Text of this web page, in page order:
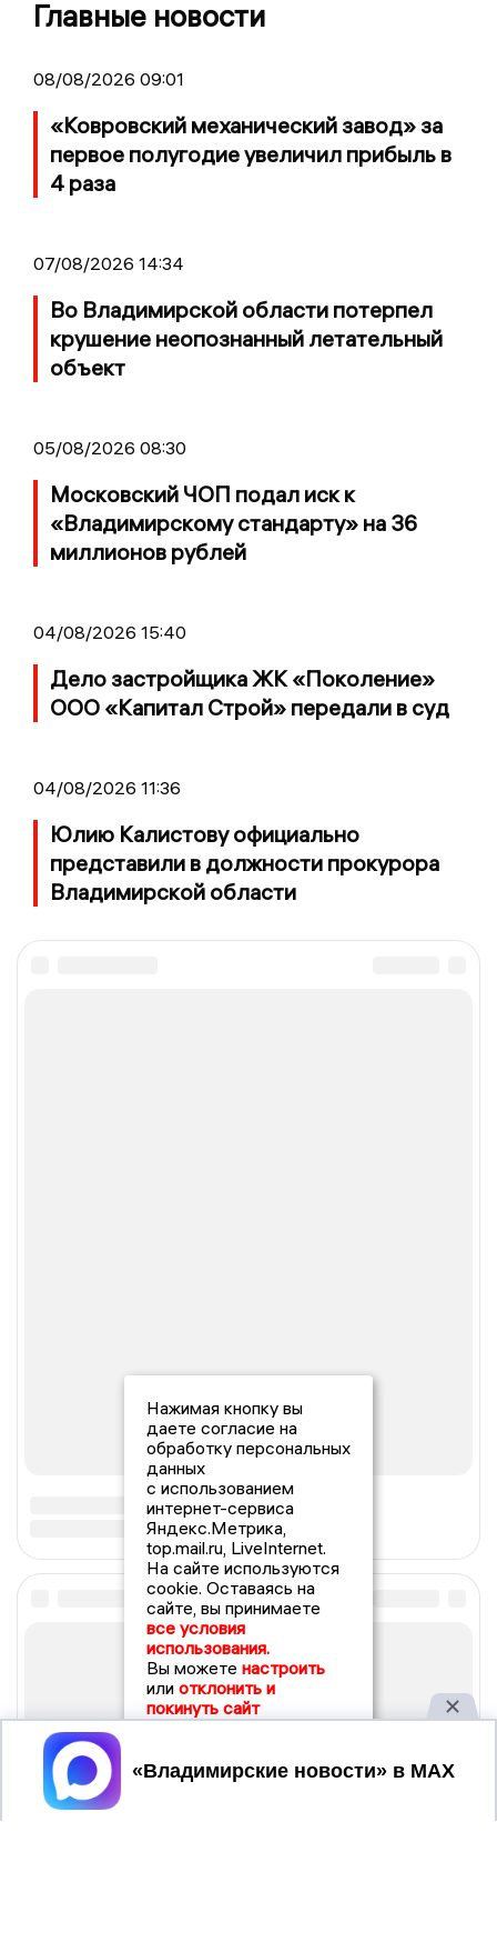
Главные новости
08/08/2026 09:01
«Ковровский механический завод» за
первое полугодие увеличил прибыль в
4 раза
07/08/2026 14:34
Во Владимирской области потерпел
крушение неопознанный летательный
объект
05/08/2026 08:30
Московский ЧОП подал иск к
«Владимирскому стандарту» на 36
миллионов рублей
04/08/2026 15:40
Дело застройщика ЖК «Поколение»
ООО «Капитал Строй» передали в суд
04/08/2026 11:36
Юлию Калистову официально
представили в должности прокурора
Владимирской области
Нажимая кнопку вы
даете согласие на
обработку персональных
данных
с использованием
интернет-сервиса
Яндекс.Метрика,
top.mail.ru, LiveInternet.
На сайте используются
cookie. Оставаясь на
сайте, вы принимаете
все условия
использования.
Вы можете настроить
или отклонить и
покинуть сайт
Принять